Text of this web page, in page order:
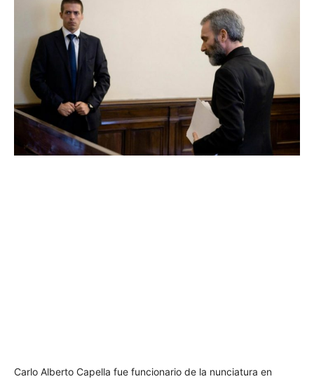
Carlo Alberto Capella fue funcionario de la nunciatura en